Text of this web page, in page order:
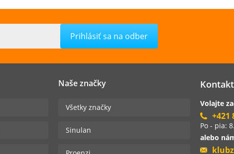
Naše značky
Všetky značky
Sinulan
Volajte
+421
Po - pia:
alebo